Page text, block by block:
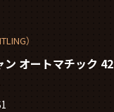
）
ン オートマチック 42